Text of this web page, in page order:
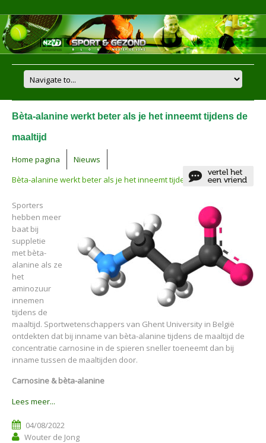
Bèta-alanine werkt beter als je het inneemt tijdens de
maaltijd
Home pagina
Nieuws
Bèta-alanine werkt beter als je het inneemt tijdens de maaltijd
Sporters
hebben meer
baat bij
suppletie
met bèta-
alanine als ze
het
aminozuur
innemen
tijdens de
maaltijd. Sportwetenschappers van Ghent University in België
ontdekten dat bij inname van bèta-alanine tijdens de maaltijd de
concentratie carnosine in de spieren sneller toeneemt dan bij
inname tussen de maaltijden door.
Carnosine & bèta-alanine
Lees meer...
04/08/2022
Wouter de Jong